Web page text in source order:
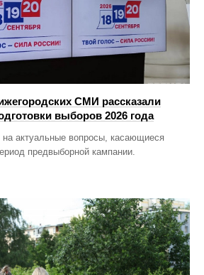
СМИ рассказали
выборов 2026 года
актуальные вопросы, касающиеся
предвыборной кампании.